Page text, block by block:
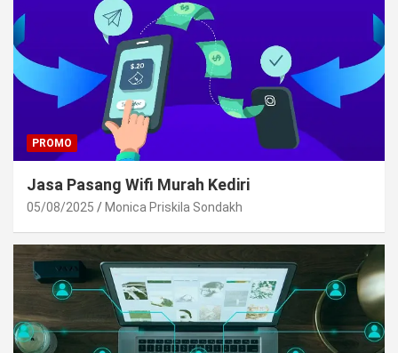
PROMO
Jasa Pasang Wifi Murah Kediri
05/08/2025 Monica Priskila Sondakh